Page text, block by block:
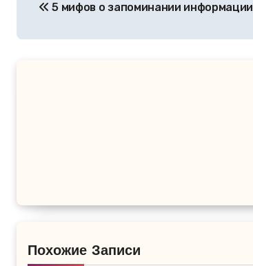
по
записям
5 мифов о запоминании информации
Похожие Записи